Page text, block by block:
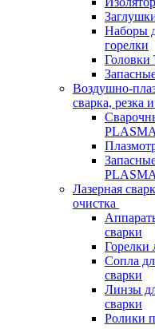
Наборы
горелки
Головки
Воздушно-
сварка, резка
PLASMA
Лазерная
очистка
сварки
Горелки
Сопла
сварки
Линзы
сварки
Ролики